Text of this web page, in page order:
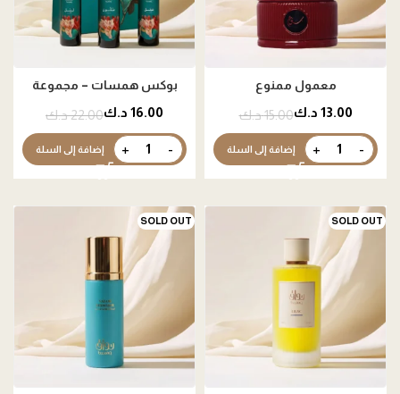
معمول ممنوع
15.00د.ك 13.00 د.ك
إضافة إلى السلة
بوكس همسات – مجموعة
22.00د.ك 16.00 د.ك
إضافة إلى السلة
SOLD OUT
SOLD OUT